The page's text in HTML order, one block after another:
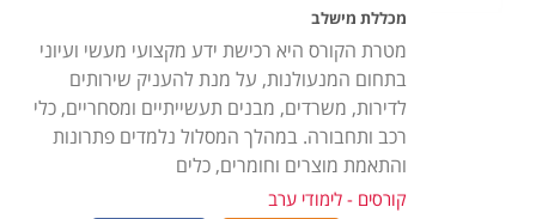
בתכניות לימודים אישיות עם לווי מקצועי צמוד, כאשר חשוב
לוודא כי מקום הלימודים הינו עם וותק והמורים הינם מנוסים
בתחום, כמו גם כי התעודה הניתנת בסיומו של הקורס הינו
מקצועית ומוכרת בחברות המובילות בתחום זה.
בחלק ממוסדות הלימוד קיימת מערכת השמה של כוח אדם,
מכללת מישלב
מטרת הקורס היא רכישת ידע מקצועי מעשי ועיוני
בתחום המנעולנות, על מנת להעניק שירותים
לדירות, משרדים, מבנים תעשייתיים ומסחריים, כלי
רכב ותחבורה. במהלך המסלול נלמדים פתרונות
והתאמת מוצרים וחומרים, כלים
קורסים - לימודי ערב